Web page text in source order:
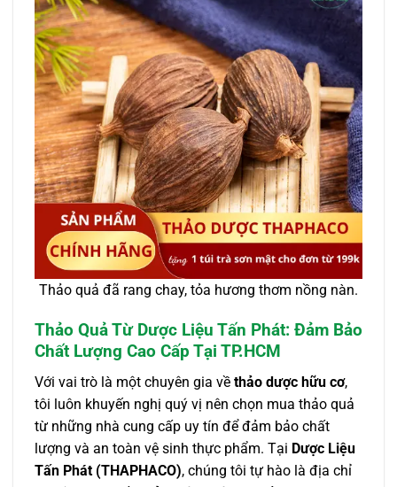
Thảo quả đã rang chay, tỏa hương thơm nồng nàn.
Thảo Quả Từ Dược Liệu Tấn Phát: Đảm Bảo
Chất Lượng Cao Cấp Tại TP.HCM
Với vai trò là một chuyên gia về thảo dược hữu cơ,
tôi luôn khuyến nghị quý vị nên chọn mua thảo quả
từ những nhà cung cấp uy tín để đảm bảo chất
lượng và an toàn vệ sinh thực phẩm. Tại Dược Liệu
Tấn Phát (THAPHACO), chúng tôi tự hào là địa chỉ